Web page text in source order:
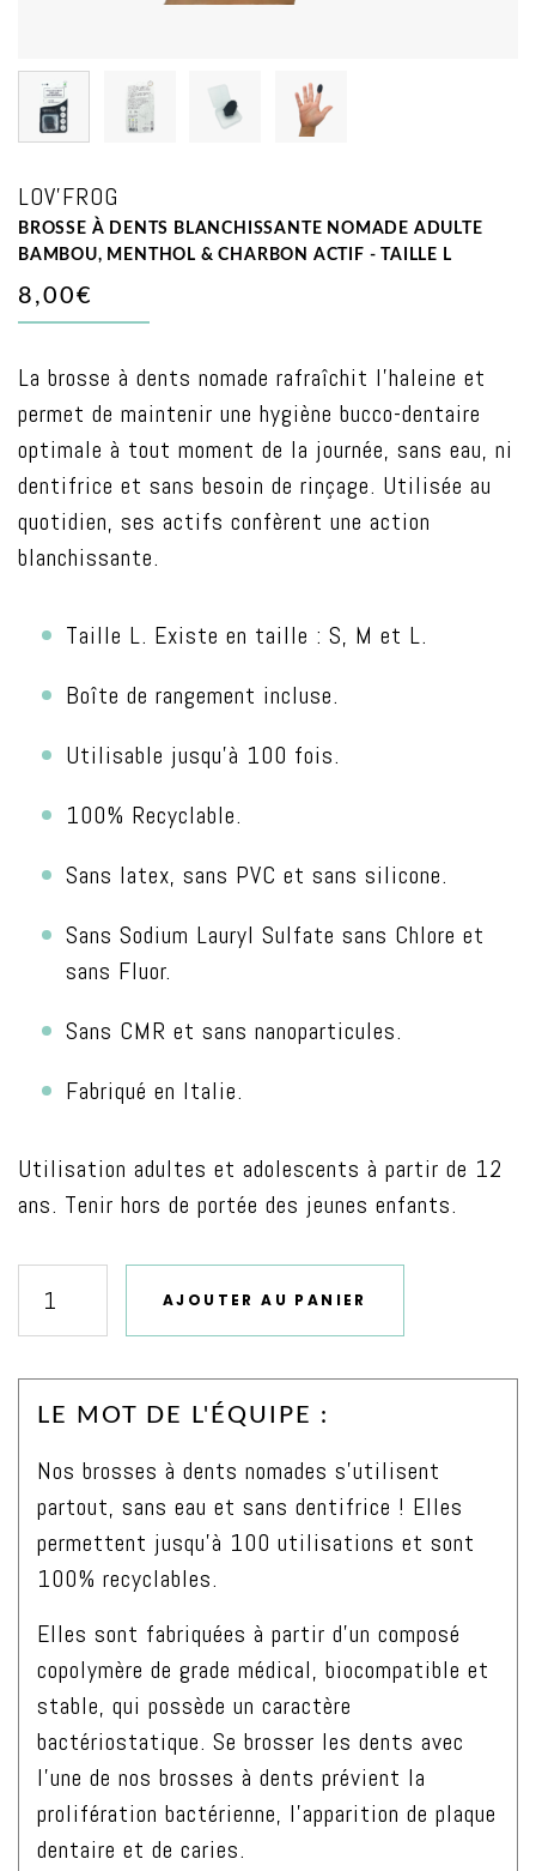
LOV'FROG
BROSSE À DENTS BLANCHISSANTE NOMADE ADULTE
BAMBOU, MENTHOL & CHARBON ACTIF - TAILLE L
8,00€
La brosse à dents nomade rafraîchit l’haleine et
permet de maintenir une hygiène bucco-dentaire
optimale à tout moment de la journée, sans eau, ni
dentifrice et sans besoin de rinçage. Utilisée au
quotidien, ses actifs confèrent une action
blanchissante.
Taille L. Existe en taille : S, M et L.
Boîte de rangement incluse.
Utilisable jusqu’à 100 fois.
100% Recyclable.
Sans latex, sans PVC et sans silicone.
Sans Sodium Lauryl Sulfate sans Chlore et
sans Fluor.
Sans CMR et sans nanoparticules.
Fabriqué en Italie.
Utilisation adultes et adolescents à partir de 12
ans. Tenir hors de portée des jeunes enfants.
quantité
dents
blanchissante
nomade
adulte
Menthol
Charbon
Actif
Taille
AJOUTER AU PANIER
LE MOT DE L'ÉQUIPE :
Nos brosses à dents nomades s’utilisent
partout, sans eau et sans dentifrice ! Elles
permettent jusqu’à 100 utilisations et sont
100% recyclables.
Elles sont fabriquées à partir d’un composé
copolymère de grade médical, biocompatible et
stable, qui possède un caractère
bactériostatique. Se brosser les dents avec
l’une de nos brosses à dents prévient la
prolifération bactérienne, l’apparition de plaque
dentaire et de caries.